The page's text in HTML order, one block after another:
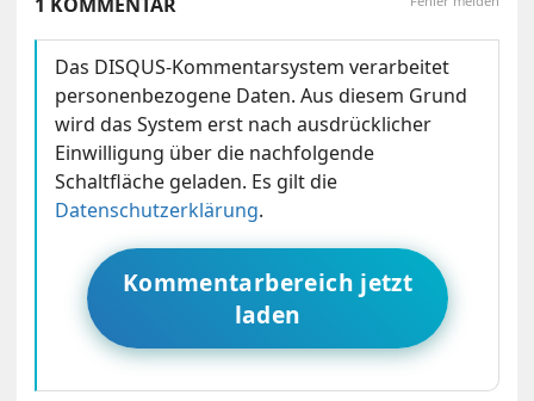
Das DISQUS-Kommentarsystem verarbeitet
personenbezogene Daten. Aus diesem Grund
wird das System erst nach ausdrücklicher
Einwilligung über die nachfolgende
Schaltfläche geladen. Es gilt die
Datenschutzerklärung.
Kommentarbereich jetzt
laden